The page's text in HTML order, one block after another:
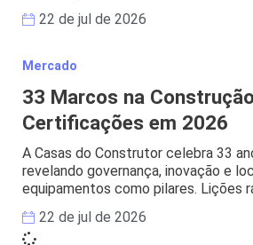
22 de jul de 2026
Mercado
33 Marcos na
Certificações em 2026
A Casas do Construtor celebra 33
revelando governança, inovação e
equipamentos como pilares. Lições
22 de jul de 2026